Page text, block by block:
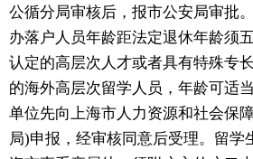
公循分局审核后，报市公安局审批
办落户人员年龄距法定退休年龄须
认定的高层次人才或者具有特殊专
的海外高层次留学人员，年龄可适
单位先向上海市人力资源和社会保
局)申报，经审核同意后受理。留学